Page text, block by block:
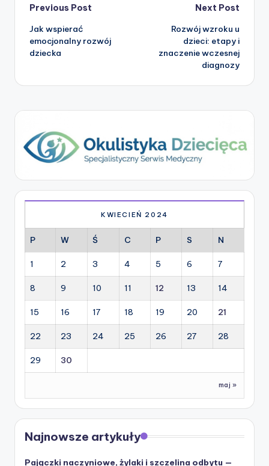
Post
navigation
Previous Post
Jak wspierać
emocjonalny rozwój
dziecka
Next Post
Rozwój wzroku u
dzieci: etapy i
znaczenie wczesnej
diagnozy
KWIECIEŃ 2024
P W Ś C P S N
1 2 3 4 5 6 7
8 9 10 11 12 13 14
15 16 17 18 19 20 21
22 23 24 25 26 27 28
29 30
maj »
Najnowsze artykuły
Pajączki naczyniowe, żylaki i szczelina odbytu —